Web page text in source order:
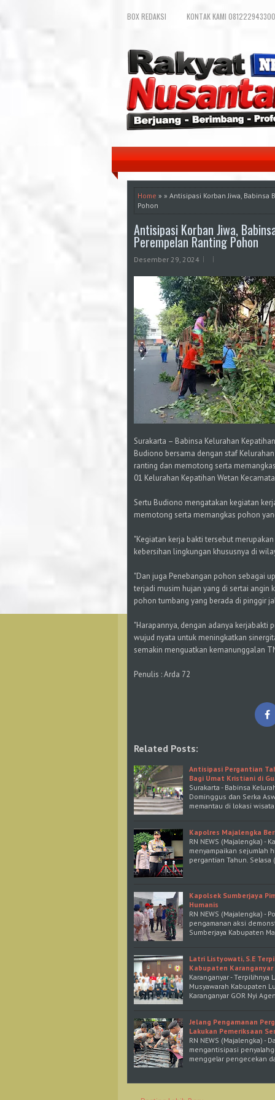
BOX REDAKSI KONTAK KAMI
Home » » Antisipasi Korban Jiwa, Babinsa
Pohon
Antisipasi Korban Jiwa,
Perempelan Ranting Pohon
Desember 29, 2024
Surakarta – Babinsa Kelurahan
Budiono bersama dengan staf
ranting dan memotong serta
01 Kelurahan Kepatihan Wetan
Sertu Budiono mengatakan kegiatan
memotong serta memangkas pohon
"Kegiatan kerja bakti tersebut
kebersihan lingkungan khususnya di
"Dan juga Penebangan pohon sebagai
terjadi musim hujan yang di sertai angin
pohon tumbang yang berada di pinggir
"Harapannya, dengan adanya
wujud nyata untuk meningkatkan
semakin menguatkan kemanunggalan
Penulis : Arda 72
Related Posts:
Antisipasi Pergantian
Bagi Umat Kristiani di
Surakarta - Babinsa
Dominggus dan Serka
memantau di lokasi
Kapolres Majalengka
RN NEWS (Majalengka) -
menyampaikan sejumlah
pergantian Tahun.
Kapolsek Sumberjaya
Humanis
RN NEWS (Majalengka) -
pengamanan aksi
Sumberjaya Kabupaten
Latri Listyowati, S.E
Kabupaten
Karanganyar - Terpilihnya
Musyawarah Kabupaten
Karanganyar GOR Nyi
Jelang Pengamanan
Lakukan Pemeriksaan
RN NEWS (Majalengka) -
mengantisipasi
menggelar pengecekan